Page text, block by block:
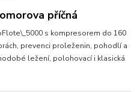
příčná
s kompresorem do 160
prevenci proleženin, pohodlí a
ležení, polohovací i klasická